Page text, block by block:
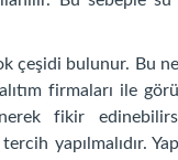
çeşidi bulunur. Bu
firmaları ile
fikir
yapılmalıdır.